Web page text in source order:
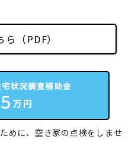
（PDF）
めに、空き家の点検をしませ